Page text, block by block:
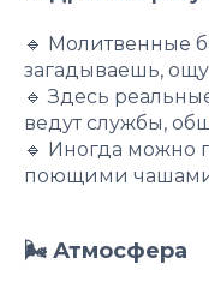
🔹 Молитвенные
загадываешь,
🔹 Здесь
ведут службы,
🔹 Иногда можно
поющими
🌬 Атмосфера